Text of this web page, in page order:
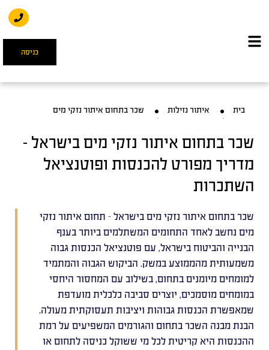
כניסה
בית איתור נזילות שכר בתחום איתור נזקי מים
שכר בתחום איתור נזקי מים בישראל –
מדריך מפורט להכנסות ופוטנציאל
השתכרות
שכר בתחום איתור נזקי מים בישראל - תחום איתור נזקי
מים נחשב לאחד התחומים המשתלמים ביותר בענף
הבנייה והביטוח בישראל, עם פוטנציאל הכנסות גבוה
משמעותית מהממוצע במשק. הביקוש הגבוה והמתמיד
למומחים מיומנים בתחום, בשילוב עם המחסור היחסי
במומחים מוסמכים, יוצרים סביבה כלכלית מועדפת
שמאפשרת הכנסות גבוהות ויציבות תעסוקתית מעולה.
הבנת מבנה השכר בתחום והגורמים המשפיעים על רמת
ההכנסות היא קריטית לכל מי ששוקל כניסה לתחום או